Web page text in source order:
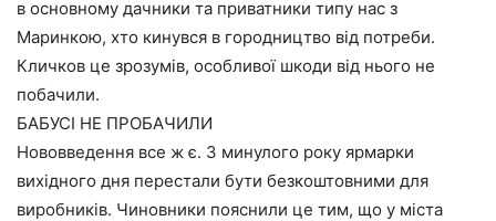
в основному дачники та приватники типу нас з
Маринкою, хто кинувся в городництво від потреби.
Кличков це зрозумів, особливої шкоди від нього не
побачили.
БАБУСІ НЕ ПРОБАЧИЛИ
Нововведення все ж є. З минулого року ярмарки
вихідного дня перестали бути безкоштовними для
виробників. Чиновники пояснили це тим, що у міста